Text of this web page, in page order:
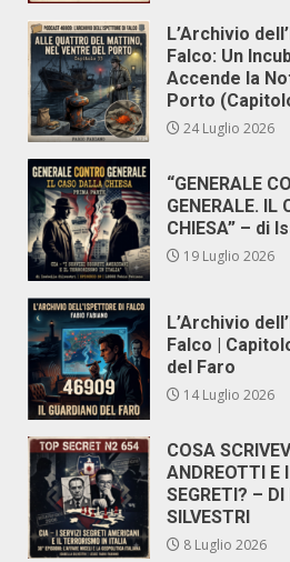
L’Archivio
Falco: Un
Accende la
Porto
24 Luglio 2026
“GENERALE
GENERALE. IL
CHIESA” – di
19 Luglio 2026
L’Archivio
Falco |
del Faro
14 Luglio 2026
COSA
ANDREOTTI E
SEGRETI? –
SILVESTRI
8 Luglio 2026